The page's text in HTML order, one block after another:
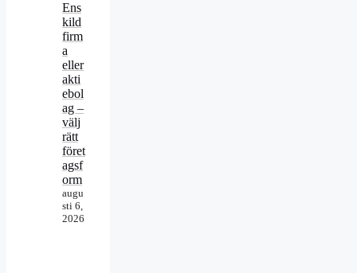
Ens
kild
firm
a
eller
akti
ebol
ag –
välj
rätt
föret
agsf
orm
augu
sti 6,
2026